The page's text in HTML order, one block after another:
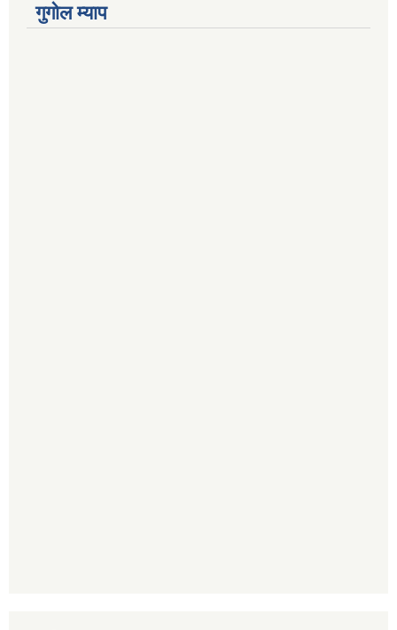
गुगोल म्याप